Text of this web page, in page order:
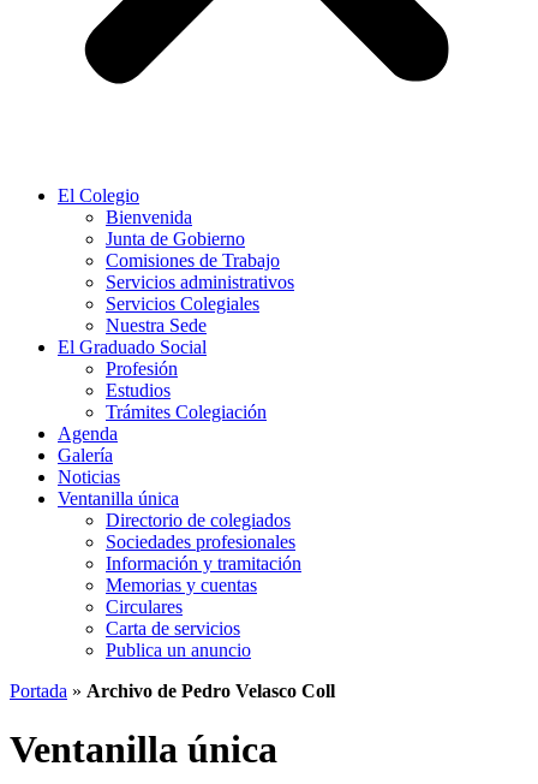
El Colegio
Bienvenida
Junta de Gobierno
Comisiones de Trabajo
Servicios administrativos
Servicios Colegiales
Nuestra Sede
El Graduado Social
Profesión
Estudios
Trámites Colegiación
Agenda
Galería
Noticias
Ventanilla única
Directorio de colegiados
Sociedades profesionales
Información y tramitación
Memorias y cuentas
Circulares
Carta de servicios
Publica un anuncio
Portada » Archivo de Pedro Velasco Coll
Ventanilla única